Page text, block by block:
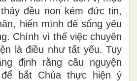
đều non kém đức tin,
hiến mình để sống yêu
Chính vì thế việc chuyên
là điều như tất yếu. Tuy
định rằng cầu nguyện
bắt Chúa thực hiện ý